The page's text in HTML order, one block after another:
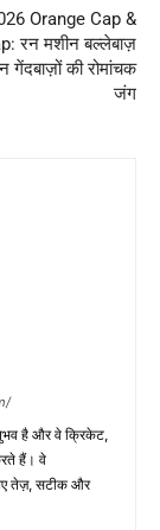
Orange Cap &
रन मशीन बल्लेबाज़
की रोमांचक
जंग
है और वे क्रिकेट,
हैं। वे
तेज़, सटीक और